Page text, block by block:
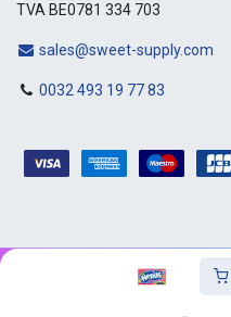
TVA BE0781 334 703
sales@sweet-supply.com
0032 493 19 77 83
Copyright © Sweet-Supply